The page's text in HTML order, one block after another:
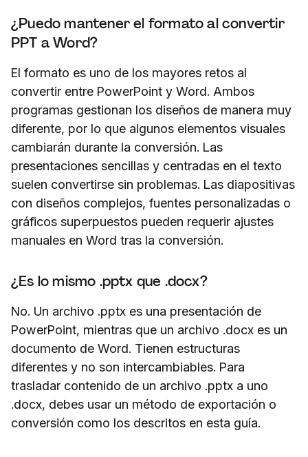
¿Puedo mantener el formato al convertir
PPT a Word?
El formato es uno de los mayores retos al
convertir entre PowerPoint y Word. Ambos
programas gestionan los diseños de manera muy
diferente, por lo que algunos elementos visuales
cambiarán durante la conversión. Las
presentaciones sencillas y centradas en el texto
suelen convertirse sin problemas. Las diapositivas
con diseños complejos, fuentes personalizadas o
gráficos superpuestos pueden requerir ajustes
manuales en Word tras la conversión.
¿Es lo mismo .pptx que .docx?
No. Un archivo .pptx es una presentación de
PowerPoint, mientras que un archivo .docx es un
documento de Word. Tienen estructuras
diferentes y no son intercambiables. Para
trasladar contenido de un archivo .pptx a uno
.docx, debes usar un método de exportación o
conversión como los descritos en esta guía.